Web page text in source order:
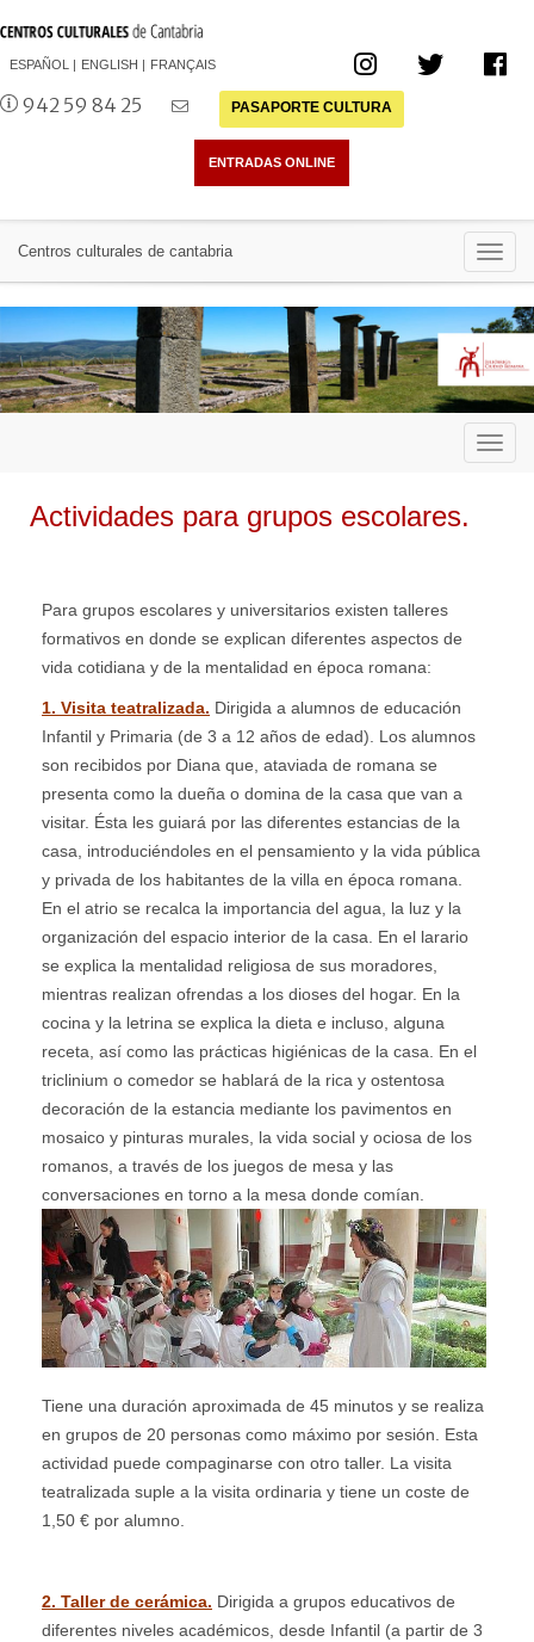
ESPAÑOL ENGLISH FRANÇAIS
942 59 84 25 PASAPORTE CULTURA
Centros culturales de cantabria
Actividades para grupos escolares.
Para grupos escolares y universitarios existen talleres
formativos en donde se explican diferentes aspectos de
vida cotidiana y de la mentalidad en época romana:
1. Visita teatralizada. Dirigida a alumnos de educación
Infantil y Primaria (de 3 a 12 años de edad). Los alumnos
son recibidos por Diana que, ataviada de romana se
presenta como la dueña o domina de la casa que van a
visitar. Ésta les guiará por las diferentes estancias de la
casa, introduciéndoles en el pensamiento y la vida pública
y privada de los habitantes de la villa en época romana.
En el atrio se recalca la importancia del agua, la luz y la
organización del espacio interior de la casa. En el larario
se explica la mentalidad religiosa de sus moradores,
mientras realizan ofrendas a los dioses del hogar. En la
cocina y la letrina se explica la dieta e incluso, alguna
receta, así como las prácticas higiénicas de la casa. En el
triclinium o comedor se hablará de la rica y ostentosa
decoración de la estancia mediante los pavimentos en
mosaico y pinturas murales, la vida social y ociosa de los
romanos, a través de los juegos de mesa y las
conversaciones en torno a la mesa donde comían.
Tiene una duración aproximada de 45 minutos y se realiza
en grupos de 20 personas como máximo por sesión. Esta
actividad puede compaginarse con otro taller. La visita
teatralizada suple a la visita ordinaria y tiene un coste de
1,50 € por alumno.
2. Taller de cerámica. Dirigida a grupos educativos de
diferentes niveles académicos, desde Infantil (a partir de 3